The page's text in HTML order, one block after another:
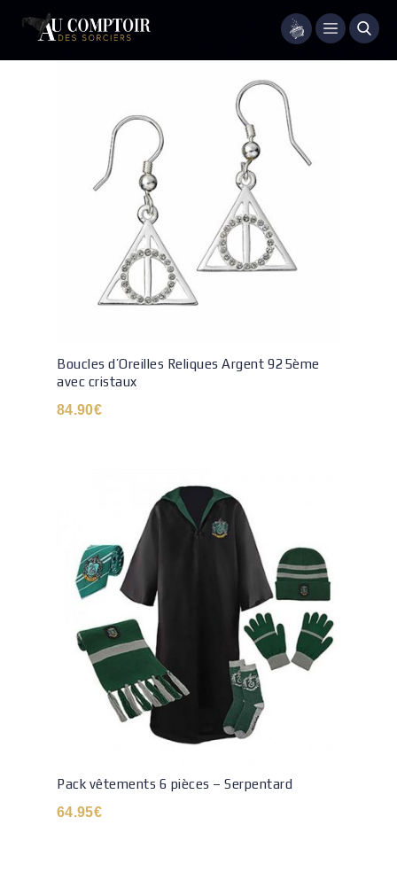
Menu
Boucles d’Oreilles Reliques Argent 925ème
avec cristaux
84.90€
Pack vêtements 6 pièces – Serpentard
64.95€